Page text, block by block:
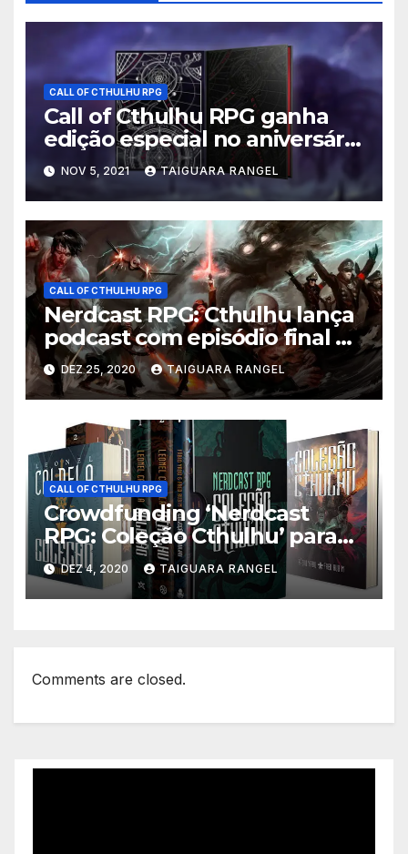
CALL OF CTHULHU RPG
Call of Cthulhu RPG ganha
edição especial no aniversário
de 40 anos
NOV 5, 2021 TAIGUARA RANGEL
CALL OF CTHULHU RPG
Nerdcast RPG: Cthulhu lança
podcast com episódio final da
campanha; Ouça todos
DEZ 25, 2020 TAIGUARA RANGEL
CALL OF CTHULHU RPG
Crowdfunding ‘Nerdcast
RPG: Coleção Cthulhu’ para
financiar romance e HQ é
aberto
DEZ 4, 2020 TAIGUARA RANGEL
Comments are closed.